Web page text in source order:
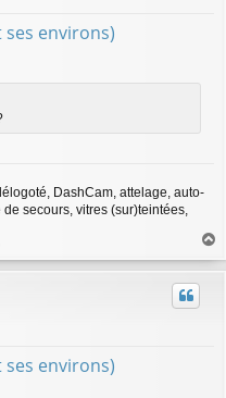
ses environs)
DashCam, attelage, auto-
secours, vitres (sur)teintées,
a
u
ses environs)